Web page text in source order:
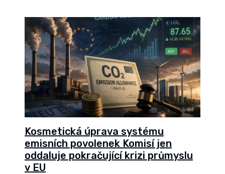
Kosmetická úprava systému
emisních povolenek Komisí jen
oddaluje pokračující krizi průmyslu
v EU